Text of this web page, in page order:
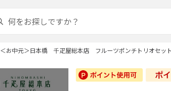
＜お中元＞日本橋 千疋屋総本店 フルーツポンチトリオセット